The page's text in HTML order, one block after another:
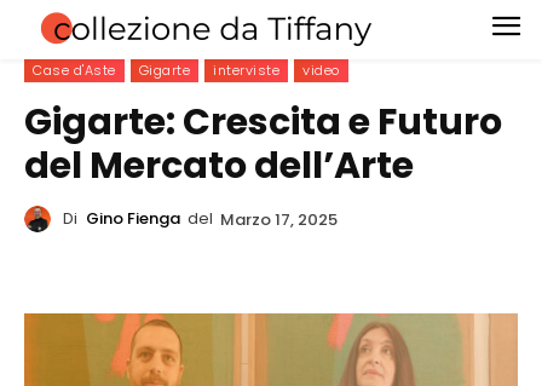
Case d'Aste Gigarte interviste video
Gigarte: Crescita e Futuro
del Mercato dell’Arte
Di Gino Fienga del Marzo 17, 2025